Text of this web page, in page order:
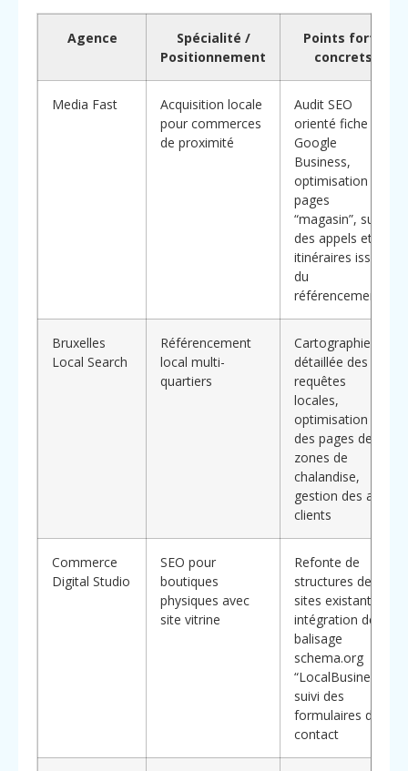
Agence
Spécialité /
Positionnement
Points forts
concrets
Media Fast
Acquisition locale
pour commerces
de proximité
Audit SEO
orienté fiche
Google
Business,
optimisation
pages
“magasin”, suivi
des appels et
itinéraires issus
du
référencement
Bruxelles
Local Search
Référencement
local multi-
quartiers
Cartographie
détaillée des
requêtes
locales,
optimisation
des pages de
zones de
chalandise,
gestion des avis
clients
Commerce
Digital Studio
SEO pour
boutiques
physiques avec
site vitrine
Refonte de
structures de
sites existants,
intégration de
balisage
schema.org
“LocalBusiness”,
suivi des
formulaires de
contact